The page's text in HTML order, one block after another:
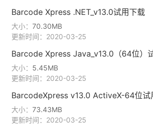
Barcode Xpress .NET_v13.0试用下载
大小： 70.30MB
更新时间：2020-03-25
Barcode Xpress Java_v13.0（64位）
大小： 5.45MB
更新时间：2020-03-25
BarcodeXpress v13.0 ActiveX-64位试
大小： 73.43MB
更新时间：2020-03-25